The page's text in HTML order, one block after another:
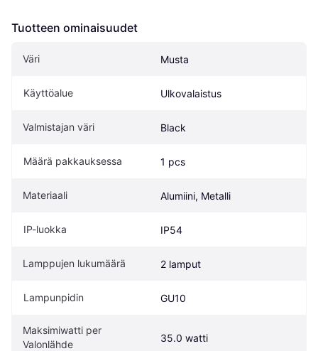
Tuotteen ominaisuudet
Väri Musta
Käyttöalue Ulkovalaistus
Valmistajan väri Black
Määrä pakkauksessa 1 pcs
Materiaali Alumiini, Metalli
IP-luokka IP54
Lamppujen lukumäärä 2 lamput
Lampunpidin GU10
Maksimiwatti per
Valonlähde
35.0 watti